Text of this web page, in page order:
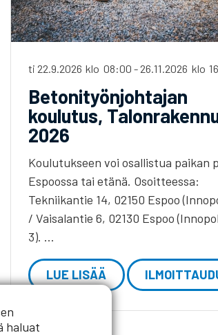
ti 22.9.2026 klo 08:00 -26.11.2026 klo
Betonityönjohtajan
koulutus,
2026
Koulutukseen voi osallistua paikan
Espoossa tai etänä. Osoitteessa:
Tekniikantie 14, 02150 Espoo
/ Vaisalantie 6, 02130 Espoo
3). …
LUE LISÄÄ
haluat